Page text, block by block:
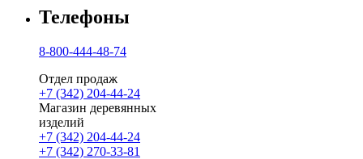
Телефоны
8-800-444-48-74
Отдел продаж
+7 (342) 204-44-24
Магазин деревянных
изделий
+7 (342) 204-44-24
+7 (342) 270-33-81